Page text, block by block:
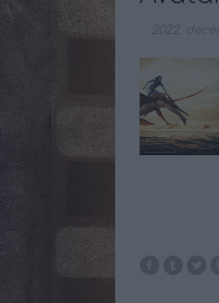
2022.